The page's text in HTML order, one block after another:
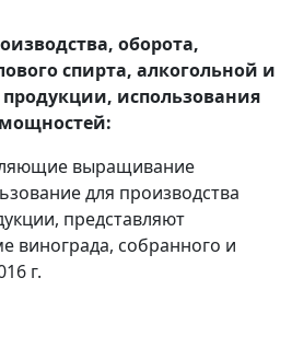
оборота,
спирта, алкогольной и
использования
выращивание
для производства
представляют
винограда, собранного и
г.